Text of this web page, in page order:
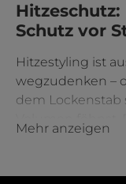
Schutz vor
Hitzestyling ist
wegzudenken –
dem Lockenstab
und glänzend
hochwertige
Mehr anzeigen